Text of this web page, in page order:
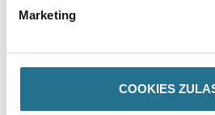
Marketing
COOKIES
GEFAHRENHINWEISE